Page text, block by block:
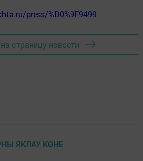
press/%D0%9F9499
страницу новости
ЯКЛАУ КӨНЕ